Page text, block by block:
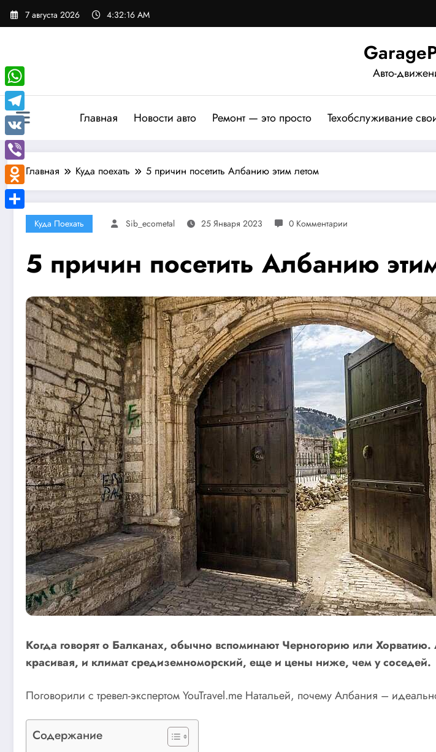
Перейти
7 августа 2026 4:32:17 AM
Авто-
Главная Новости авто Ремонт — это просто Техобслуживание
Главная Куда поехать 5 причин посетить Албанию этим летом
Куда Поехать Sib_ecometal 25 Января 2023 0 Комментарии
5 причин посетить Албанию
Когда говорят о Балканах, обычно вспоминают Черногорию или
красивая, и климат средиземноморский, еще и цены ниже, чем у соседей.
Поговорили с тревел-экспертом YouTravel.me Натальей, почему Албания –
Содержание
WhatsApp
Telegram
VK
Viber
Odnoklassniki
Отправить